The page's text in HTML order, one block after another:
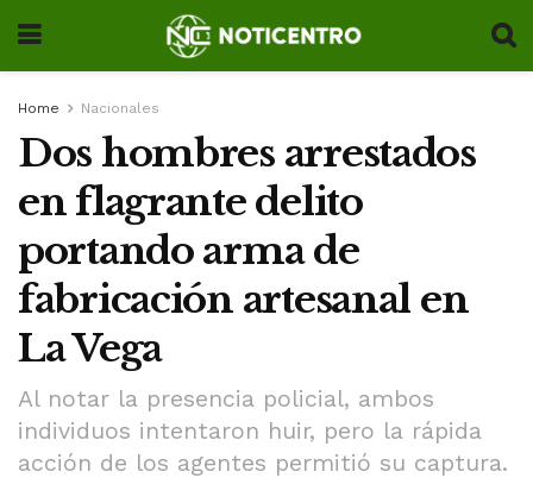
Home Nacionales
Dos hombres arrestados
en flagrante delito
portando arma de
fabricación artesanal en
La Vega
Al notar la presencia policial, ambos
individuos intentaron huir, pero la rápida
acción de los agentes permitió su captura.